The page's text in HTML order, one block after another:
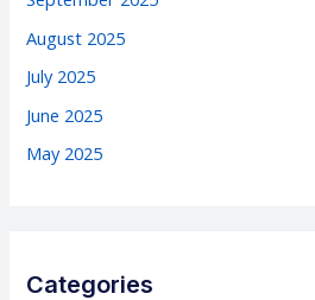
August 2025
July 2025
June 2025
May 2025
Categories